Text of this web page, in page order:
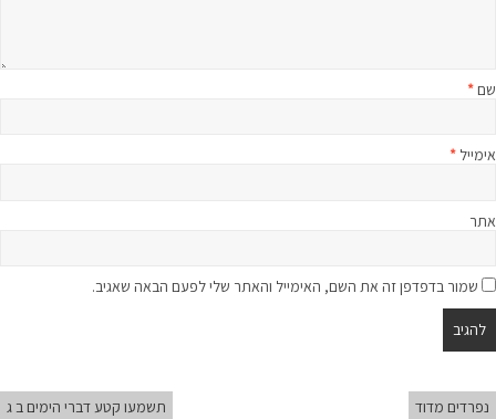
שם*
אימייל *
אתר
שמור בדפדפן זה את השם, האימייל והאתר שלי לפעם הבאה שאגיב.
נפרדים מדוד תשמעו קטע דברי הימים ב ג